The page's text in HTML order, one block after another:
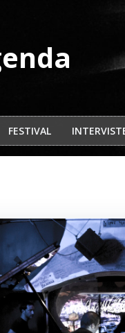
FESTIVAL